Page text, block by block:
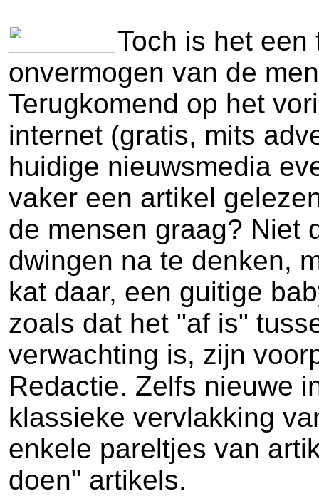
Toch is het
onvermogen van de
Terugkomend op het
internet (gratis, mits
huidige nieuwsmedia
vaker een artikel
de mensen graag? Niet
dwingen na te denken,
kat daar, een guitige
zoals dat het "af is"
verwachting is, zijn
Redactie. Zelfs nieuwe
klassieke vervlakking
enkele pareltjes van
doen" artikels.